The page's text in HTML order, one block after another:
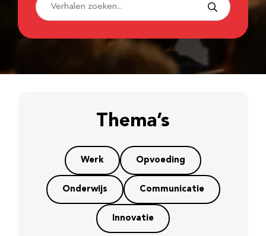
Thema’s
Werk Opvoeding
Onderwijs Communicatie
Innovatie